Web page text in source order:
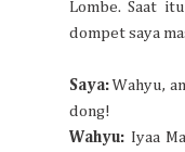
Lombe. Saat
dompet saya
Saya:Wahyu,
dong!
Wahyu: Iyaa